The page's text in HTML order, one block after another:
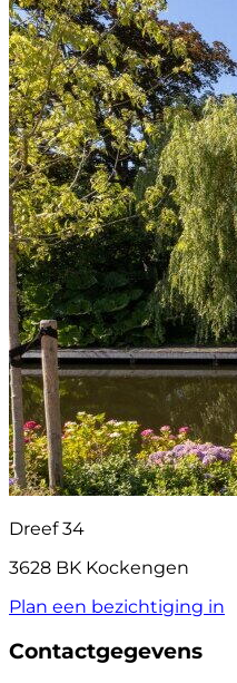
Dreef 34
3628 BK Kockengen
Plan een bezichtiging in
Contactgegevens